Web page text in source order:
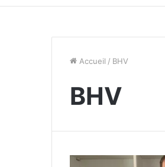
Accueil / BHV
BHV